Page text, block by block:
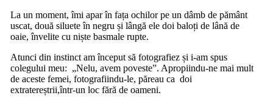
La un moment, îmi apar în fața ochilor pe un dâmb de pământ
uscat, două siluete în negru și lângă ele doi baloți de lână de
oaie, învelite cu niște basmale rupte.
Atunci din instinct am început să fotografiez și i-am spus
colegului meu: „Nelu, avem poveste”. Apropiindu-ne mai mult
de aceste femei, fotografiindu-le, păreau ca doi
extratereștrii,într-un loc fără de oameni.